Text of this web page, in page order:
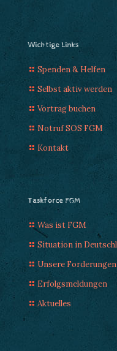
Wichtige Links
Spenden & Helfen
Selbst aktiv werden
Vortrag buchen
Notruf SOS FGM
Kontakt
Taskforce FGM
Was ist FGM
Situation in
Unsere Forderungen
Erfolgsmeldungen
Aktuelles